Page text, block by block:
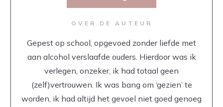
OVER DE AUTEUR
Gepest op school, opgevoed zonder liefde met
aan alcohol verslaafde ouders. Hierdoor was ik
verlegen, onzeker, ik had totaal geen
(zelf)vertrouwen. Ik was bang om ‘gezien’ te
worden, ik had altijd het gevoel niet goed genoeg